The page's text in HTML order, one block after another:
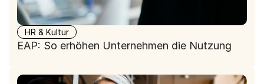
HR & Kultur
EAP: So erhöhen Unternehmen die Nutzung